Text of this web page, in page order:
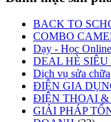
BACK TO
COMBO
Dạy - Học Online
DEAL HÈ
Dịch vụ sửa chữa
ĐIỆN GIA
ĐIỆN THOẠI &
GIẢI PHÁP